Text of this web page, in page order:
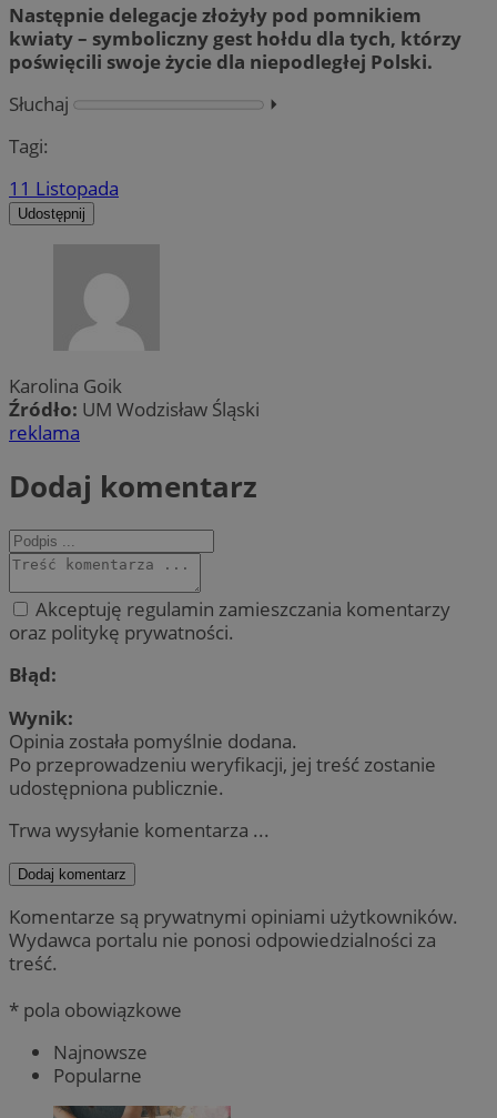
Następnie delegacje złożyły pod pomnikiem
kwiaty – symboliczny gest hołdu dla tych, którzy
poświęcili swoje życie dla niepodległej Polski.
Słuchaj
⏵︎
Tagi:
11 Listopada
Udostępnij
Karolina Goik
Źródło: UM Wodzisław Śląski
reklama
Dodaj komentarz
Akceptuję regulamin zamieszczania komentarzy
oraz politykę prywatności.
Błąd:
Wynik:
Opinia została pomyślnie dodana.
Po przeprowadzeniu weryfikacji, jej treść zostanie
udostępniona publicznie.
Trwa wysyłanie komentarza ...
Dodaj komentarz
Komentarze są prywatnymi opiniami użytkowników.
Wydawca portalu nie ponosi odpowiedzialności za
treść.
* pola obowiązkowe
Najnowsze
Popularne